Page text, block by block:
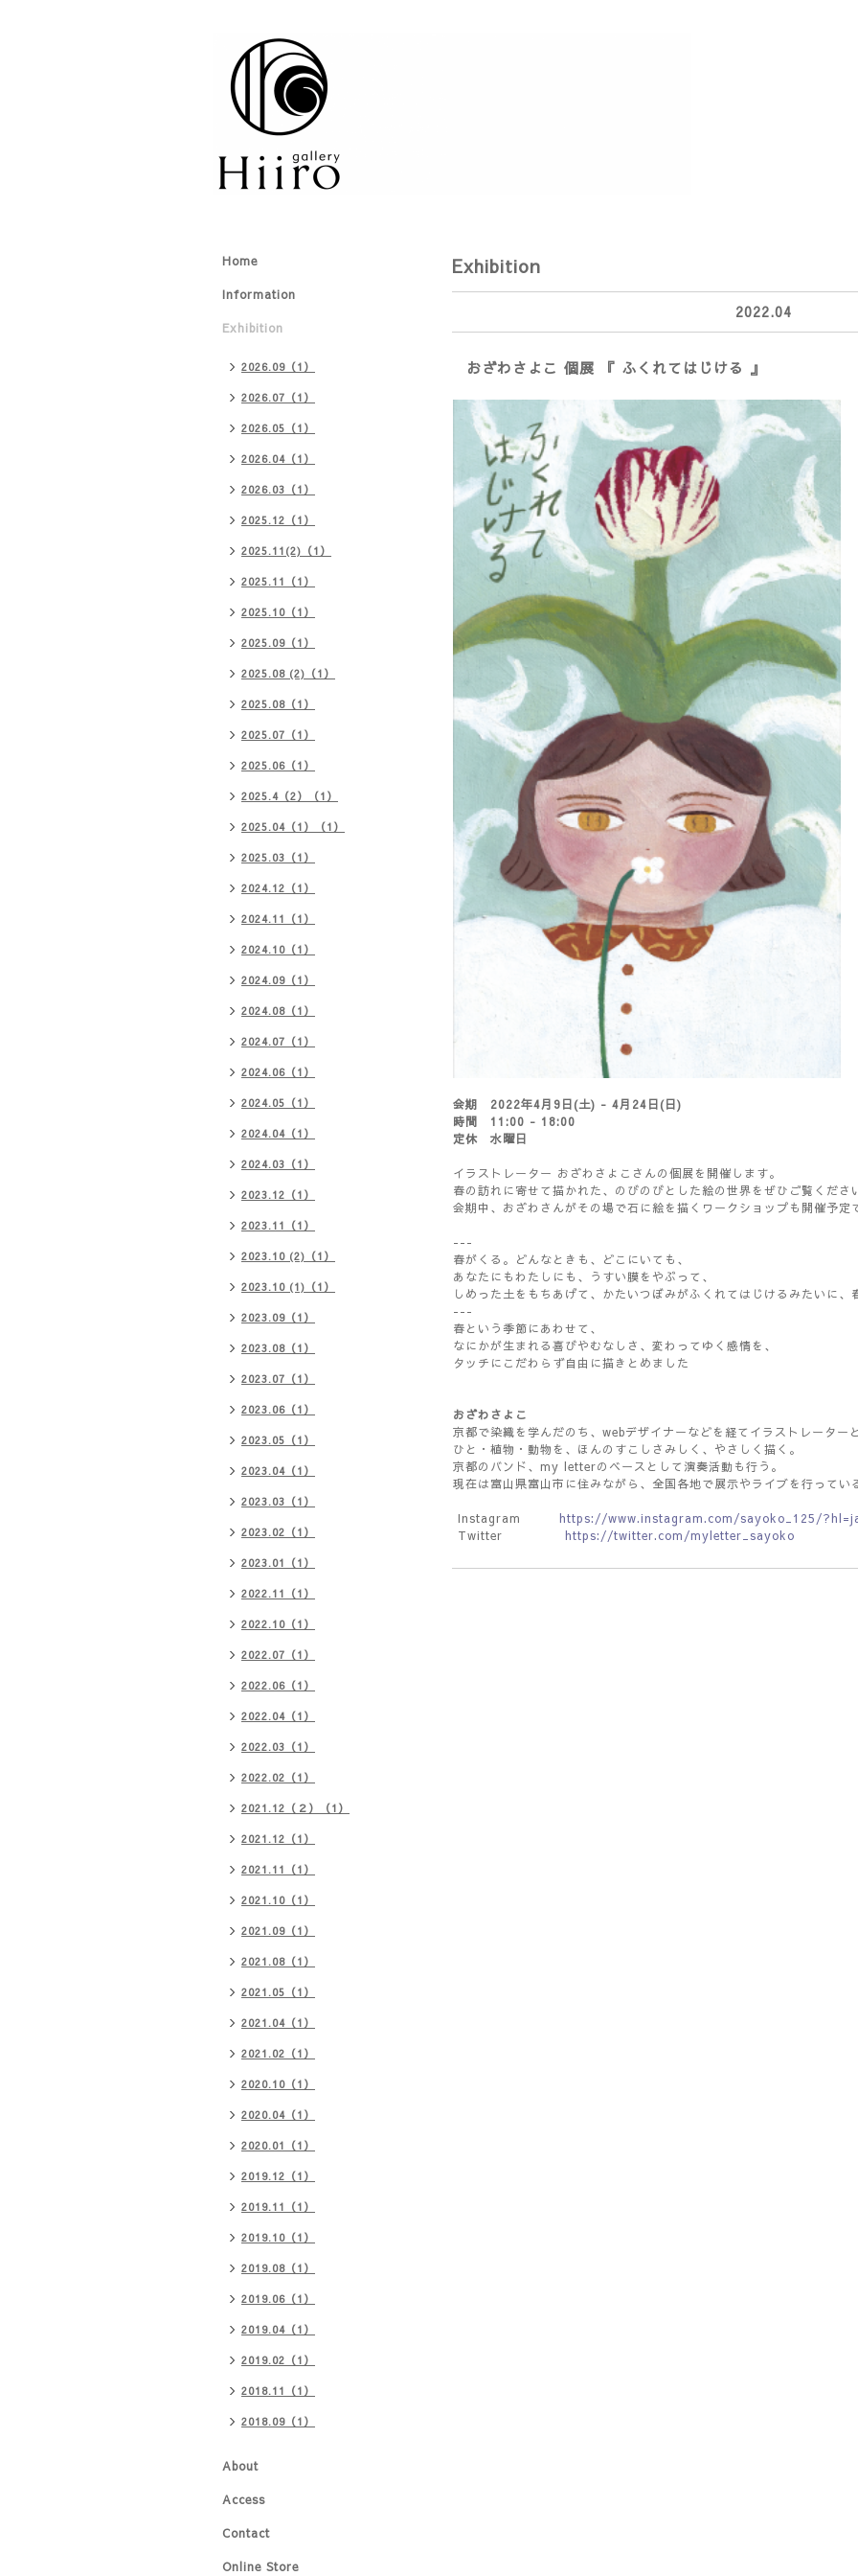
Exhibition
2022.04
おざわさよこ 個展 『 ふくれてはじける 』
会期 2022年4月9日(土) - 4月24日(日)
時間 11:00 - 18:00
定休 水曜日
イラストレーター おざわさよこさんの個展を開催します。
春の訪れに寄せて描かれた、のびのびとした絵の世界をぜひご覧くださ
会期中、おざわさんがその場で石に絵を描くワークショップも開催予定
---
春がくる。どんなときも、どこにいても、
あなたにもわたしにも、うすい膜をやぶって、
しめった土をもちあげて、かたいつぼみがふくれてはじけるみたいに、
---
春という季節にあわせて、
なにかが生まれる喜びやむなしさ、変わってゆく感情を、
タッチにこだわらず自由に描きとめました
おざわさよこ
京都で染織を学んだのち、webデザイナーなどを経てイラストレーター
ひと・植物・動物を、ほんのすこしさみしく、やさしく描く。
京都のバンド、my letterのベースとして演奏活動も行う。
現在は富山県富山市に住みながら、全国各地で展示やライブを行ってい
Instagram https://www.instagram.com/sayoko_125/
Twitter https://twitter.com/myletter_sayoko
Home
Information
Exhibition
2026.09（1）
2026.07（1）
2026.05（1）
2026.04（1）
2026.03（1）
2025.12（1）
2025.11(2)（1）
2025.11（1）
2025.10（1）
2025.09（1）
2025.08 (2)（1）
2025.08（1）
2025.07（1）
2025.06（1）
2025.4（2）（1）
2025.04（1）（1）
2025.03（1）
2024.12（1）
2024.11（1）
2024.10（1）
2024.09（1）
2024.08（1）
2024.07（1）
2024.06（1）
2024.05（1）
2024.04（1）
2024.03（1）
2023.12（1）
2023.11（1）
2023.10 (2)（1）
2023.10 (1)（1）
2023.09（1）
2023.08（1）
2023.07（1）
2023.06（1）
2023.05（1）
2023.04（1）
2023.03（1）
2023.02（1）
2023.01（1）
2022.11（1）
2022.10（1）
2022.07（1）
2022.06（1）
2022.04（1）
2022.03（1）
2022.02（1）
2021.12（２）（1）
2021.12（1）
2021.11（1）
2021.10（1）
2021.09（1）
2021.08（1）
2021.05（1）
2021.04（1）
2021.02（1）
2020.10（1）
2020.04（1）
2020.01（1）
2019.12（1）
2019.11（1）
2019.10（1）
2019.08（1）
2019.06（1）
2019.04（1）
2019.02（1）
2018.11（1）
2018.09（1）
About
Access
Contact
Online Store